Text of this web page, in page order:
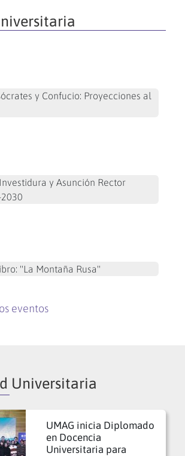
y Confucio: Proyecciones al
y Asunción Rector
"La Montaña Rusa"
eventos
Universitaria
UMAG inicia Diplomado
en Docencia
Universitaria para